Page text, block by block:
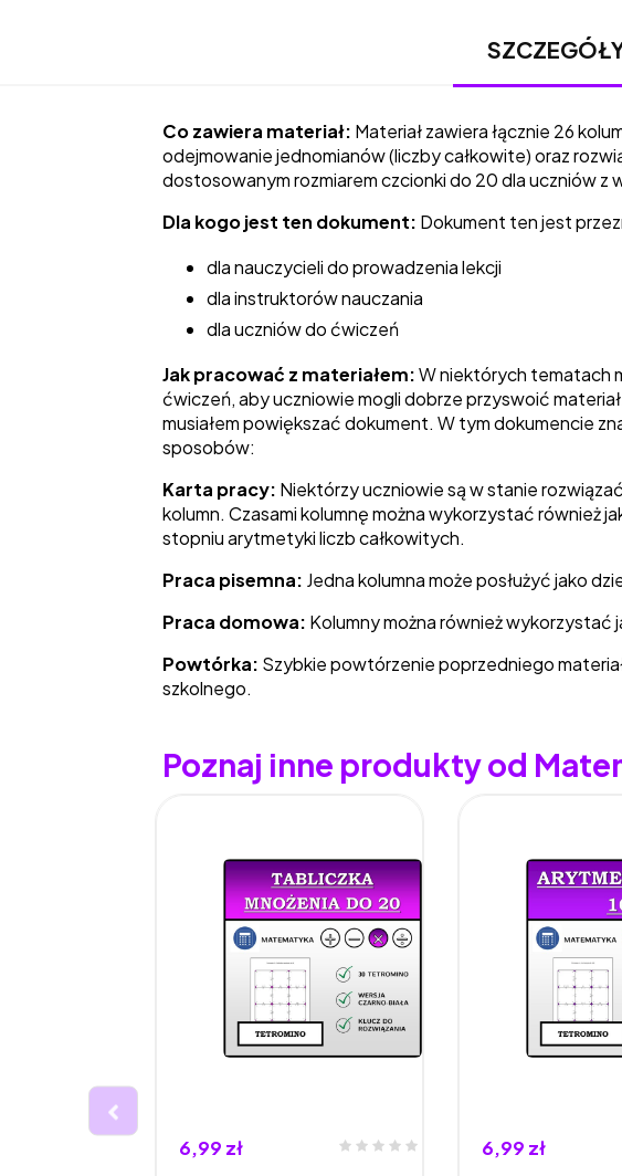
Co zawiera materiał: Materiał zawiera łącznie 26
odejmowanie jednomianów (liczby całkowite) oraz
dostosowanym rozmiarem czcionki do 20 dla uczniów z
Dla kogo jest ten dokument: Dokument ten jest
dla nauczycieli do prowadzenia lekcji
dla instruktorów nauczania
dla uczniów do ćwiczeń
Jak pracować z materiałem:W niektórych tematach
ćwiczeń, aby uczniowie mogli dobrze przyswoić
musiałem powiększać dokument. W tym dokumencie
sposobów:
Karta pracy: Niektórzy uczniowie są w stanie
kolumn. Czasami kolumnę można wykorzystać również
stopniu arytmetyki liczb całkowitych.
Praca pisemna: Jedna kolumna może posłużyć jako
Praca domowa: Kolumny można również wykorzystać
Powtórka: Szybkie powtórzenie poprzedniego
szkolnego.
Poznaj inne produkty od
6,99 zł 6,99 zł